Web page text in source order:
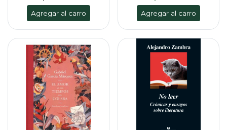
Agregar al carro Agregar al carro